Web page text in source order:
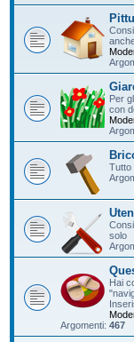
Per
con
Tutto
solo
Hai
Argomenti: 467